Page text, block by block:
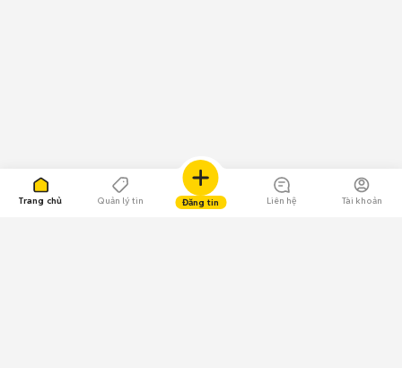
Trang chủ Quản lý tin Đăng tin Liên hệ Tài khoản